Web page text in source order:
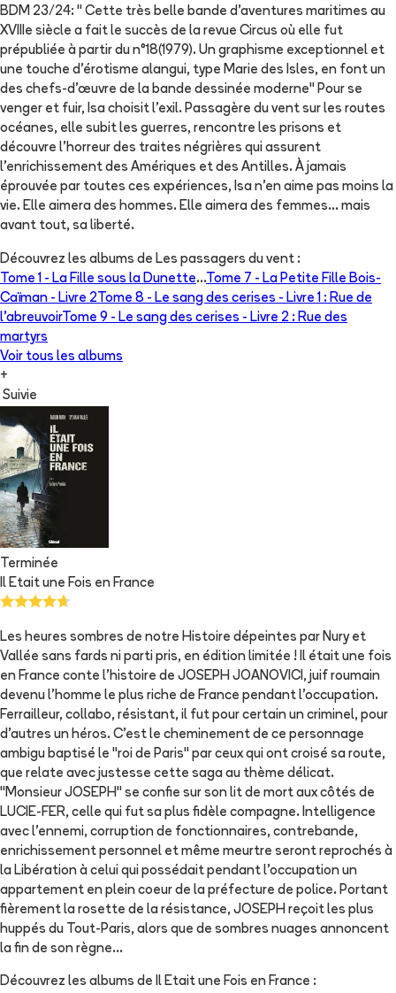
BDM 23/24: " Cette très belle bande d'aventures maritimes au
XVIIIe siècle a fait le succès de la revue Circus où elle fut
prépubliée à partir du n°18(1979). Un graphisme exceptionnel et
une touche d'érotisme alangui, type Marie des Isles, en font un
des chefs-d'œuvre de la bande dessinée moderne" Pour se
venger et fuir, Isa choisit l'exil. Passagère du vent sur les routes
océanes, elle subit les guerres, rencontre les prisons et
découvre l'horreur des traites négrières qui assurent
l'enrichissement des Amériques et des Antilles. À jamais
éprouvée par toutes ces expériences, Isa n'en aime pas moins la
vie. Elle aimera des hommes. Elle aimera des femmes... mais
avant tout, sa liberté.
Découvrez les albums de Les passagers du vent :
Tome 1 - La Fille sous la Dunette...Tome 7 - La Petite Fille Bois-
Caïman - Livre 2 Tome 8 - Le sang des cerises - Livre 1 : Rue de
l'abreuvoirTome 9 - Le sang des cerises - Livre 2 : Rue des
martyrs
Voir tous les albums
+
Suivie
Terminée
Il Etait une Fois en France
Les heures sombres de notre Histoire dépeintes par Nury et
Vallée sans fards ni parti pris, en édition limitée ! Il était une fois
en France conte l'histoire de JOSEPH JOANOVICI, juif roumain
devenu l'homme le plus riche de France pendant l'occupation.
Ferrailleur, collabo, résistant, il fut pour certain un criminel, pour
d'autres un héros. C'est le cheminement de ce personnage
ambigu baptisé le "roi de Paris" par ceux qui ont croisé sa route,
que relate avec justesse cette saga au thème délicat.
"Monsieur JOSEPH" se confie sur son lit de mort aux côtés de
LUCIE-FER, celle qui fut sa plus fidèle compagne. Intelligence
avec l'ennemi, corruption de fonctionnaires, contrebande,
enrichissement personnel et même meurtre seront reprochés à
la Libération à celui qui possédait pendant l'occupation un
appartement en plein coeur de la préfecture de police. Portant
fièrement la rosette de la résistance, JOSEPH reçoit les plus
huppés du Tout-Paris, alors que de sombres nuages annoncent
la fin de son règne...
Découvrez les albums de Il Etait une Fois en France :